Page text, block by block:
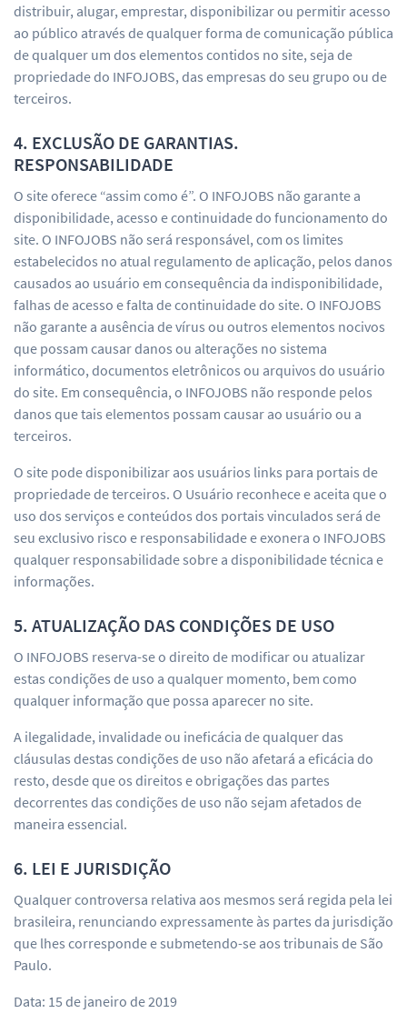
distribuir, alugar, emprestar, disponibilizar ou permitir acesso
ao público através de qualquer forma de comunicação pública
de qualquer um dos elementos contidos no site, seja de
propriedade do INFOJOBS, das empresas do seu grupo ou de
terceiros.
4. EXCLUSÃO DE GARANTIAS.
RESPONSABILIDADE
O site oferece “assim como é”. O INFOJOBS não garante a
disponibilidade, acesso e continuidade do funcionamento do
site. O INFOJOBS não será responsável, com os limites
estabelecidos no atual regulamento de aplicação, pelos danos
causados ao usuário em consequência da indisponibilidade,
falhas de acesso e falta de continuidade do site. O INFOJOBS
não garante a ausência de vírus ou outros elementos nocivos
que possam causar danos ou alterações no sistema
informático, documentos eletrônicos ou arquivos do usuário
do site. Em consequência, o INFOJOBS não responde pelos
danos que tais elementos possam causar ao usuário ou a
terceiros.
O site pode disponibilizar aos usuários links para portais de
propriedade de terceiros. O Usuário reconhece e aceita que o
uso dos serviços e conteúdos dos portais vinculados será de
seu exclusivo risco e responsabilidade e exonera o INFOJOBS
qualquer responsabilidade sobre a disponibilidade técnica e
informações.
5. ATUALIZAÇÃO DAS CONDIÇÕES DE USO
O INFOJOBS reserva-se o direito de modificar ou atualizar
estas condições de uso a qualquer momento, bem como
qualquer informação que possa aparecer no site.
A ilegalidade, invalidade ou ineficácia de qualquer das
cláusulas destas condições de uso não afetará a eficácia do
resto, desde que os direitos e obrigações das partes
decorrentes das condições de uso não sejam afetados de
maneira essencial.
6. LEI E JURISDIÇÃO
Qualquer controversa relativa aos mesmos será regida pela lei
brasileira, renunciando expressamente às partes da jurisdição
que lhes corresponde e submetendo-se aos tribunais de São
Paulo.
Data: 15 de janeiro de 2019